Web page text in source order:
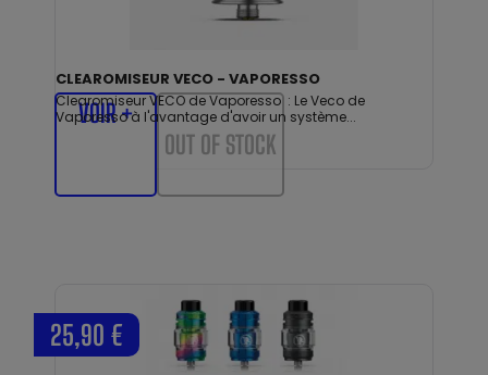
CLEAROMISEUR VECO - VAPORESSO
Clearomiseur VECO de Vaporesso : Le Veco de
Vaporesso à l'avantage d'avoir un système...
VOIR +
OUT OF STOCK
25,90 €